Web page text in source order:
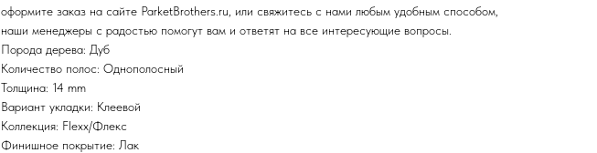
оформите заказ на сайте ParketBrothers.ru, или свяжитесь с нами любым удобным способом,
наши менеджеры с радостью помогут вам и ответят на все интересующие вопросы.
Порода дерева: Дуб
Количество полос: Однополосный
Толщина: 14 mm
Вариант укладки: Клеевой
Коллекция: Flexx/Флекс
Финишное покрытие: Лак